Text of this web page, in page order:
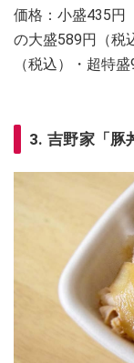
価格：小盛435円
の大盛589円（税
（税込）・超特
3. 吉野家「豚